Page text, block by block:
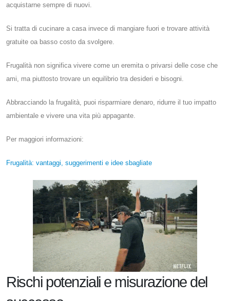
acquistarne sempre di nuovi.
Si tratta di cucinare a casa invece di mangiare fuori e trovare attività
gratuite oa basso costo da svolgere.
Frugalità non significa vivere come un eremita o privarsi delle cose che
ami, ma piuttosto trovare un equilibrio tra desideri e bisogni.
Abbracciando la frugalità, puoi risparmiare denaro, ridurre il tuo impatto
ambientale e vivere una vita più appagante.
Per maggiori informazioni:
Frugalità: vantaggi, suggerimenti e idee sbagliate
Rischi potenziali e misurazione del